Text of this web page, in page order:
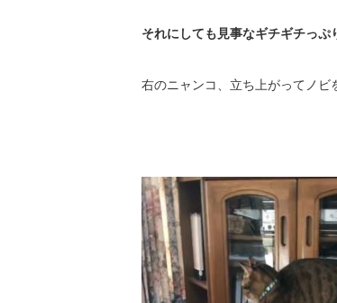
それにしても見事なギチギチっ
右のニャンコ、立ち上がってノビ